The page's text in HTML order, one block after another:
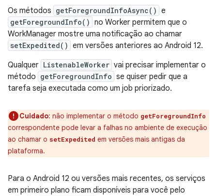
Os métodos getForegroundInfoAsync() e
getForegroundInfo() no Worker permitem que o
WorkManager mostre uma notificação ao chamar
setExpedited() em versões anteriores ao Android 12.
Qualquer ListenableWorker vai precisar implementar o
método getForegroundInfo se quiser pedir que a
tarefa seja executada como um job priorizado.
Cuidado: não implementar o método getForegroundInfo
correspondente pode levar a falhas no ambiente de execução
ao chamar o setExpedited em versões mais antigas da
plataforma.
Para o Android 12 ou versões mais recentes, os serviços
em primeiro plano ficam disponíveis para você pelo